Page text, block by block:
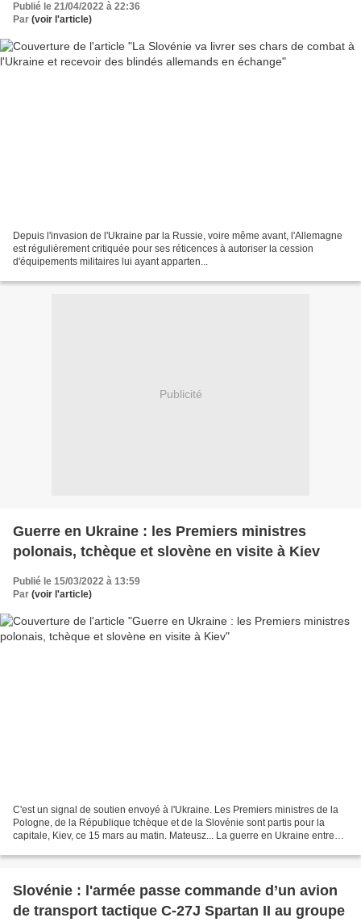
Publié le 21/04/2022 à 22:36
Par (voir l'article)
Depuis l'invasion de l'Ukraine par la Russie, voire même avant, l'Allemagne
est régulièrement critiquée pour ses réticences à autoriser la cession
d'équipements militaires lui ayant apparten...
Publicité
Guerre en Ukraine : les Premiers ministres
polonais, tchèque et slovène en visite à Kiev
Publié le 15/03/2022 à 13:59
Par (voir l'article)
C'est un signal de soutien envoyé à l'Ukraine. Les Premiers ministres de la
Pologne, de la République tchèque et de la Slovénie sont partis pour la
capitale, Kiev, ce 15 mars au matin. Mateusz... La guerre en Ukraine entre
Slovénie : l'armée passe commande d’un avion
de transport tactique C-27J Spartan II au groupe